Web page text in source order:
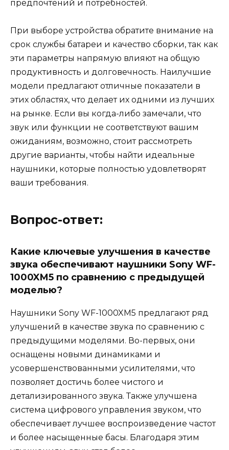
предпочтений и потребностей.
При выборе устройства обратите внимание на
срок службы батареи и качество сборки, так как
эти параметры напрямую влияют на общую
продуктивность и долговечность. Наилучшие
модели предлагают отличные показатели в
этих областях, что делает их одними из лучших
на рынке. Если вы когда-либо замечали, что
звук или функции не соответствуют вашим
ожиданиям, возможно, стоит рассмотреть
другие варианты, чтобы найти идеальные
наушники, которые полностью удовлетворят
ваши требования.
Вопрос-ответ:
Какие ключевые улучшения в качестве
звука обеспечивают наушники Sony WF-
1000XM5 по сравнению с предыдущей
моделью?
Наушники Sony WF-1000XM5 предлагают ряд
улучшений в качестве звука по сравнению с
предыдущими моделями. Во-первых, они
оснащены новыми динамиками и
усовершенствованными усилителями, что
позволяет достичь более чистого и
детализированного звука. Также улучшена
система цифрового управления звуком, что
обеспечивает лучшее воспроизведение частот
и более насыщенные басы. Благодаря этим